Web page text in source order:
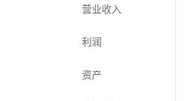
营业收入
利润
资产